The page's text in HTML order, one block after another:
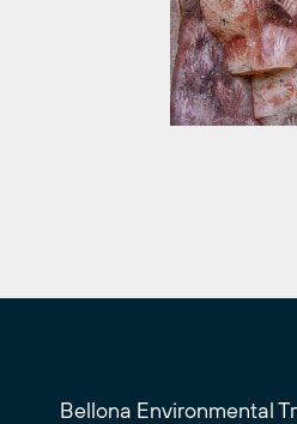
Bellona Environmental